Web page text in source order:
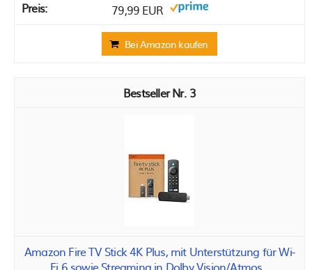
79,99 EUR
Bei Amazon kaufen
3
Amazon Fire TV Stick 4K Plus, mit Unterstützung für Wi-
Fi 6 sowie Streaming in Dolby Vision/Atmos...